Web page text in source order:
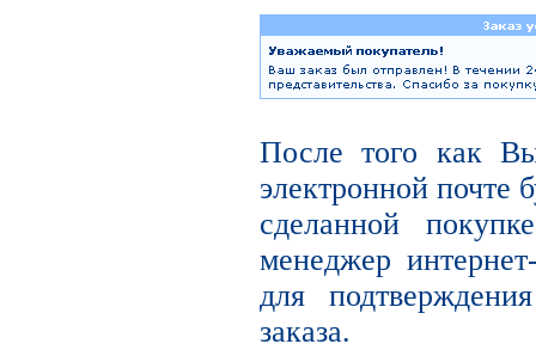
После того как
электронной почте
сделанной
менеджер
для
заказа.